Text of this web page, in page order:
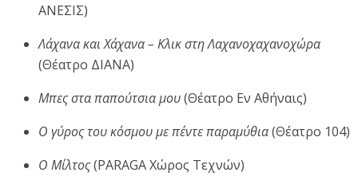
ΑΝΕΣΙΣ)
Λάχανα και Χάχανα – Κλικ στη Λαχανοχαχανοχώρα
(Θέατρο ΔΙΑΝΑ)
Μπες στα παπούτσια μου(Θέατρο Εν Αθήναις)
Ο γύρος του κόσμου με πέντε παραμύθια(Θέατρο 104)
Ο Μίλτος(PARAGA Χώρος Τεχνών)